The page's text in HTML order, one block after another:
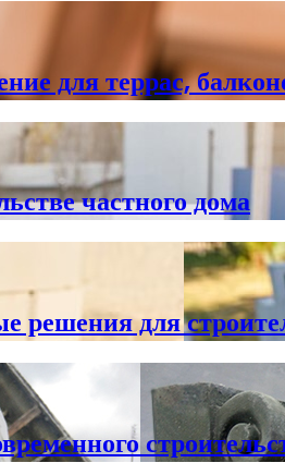
для террас,
частного дома
решения для